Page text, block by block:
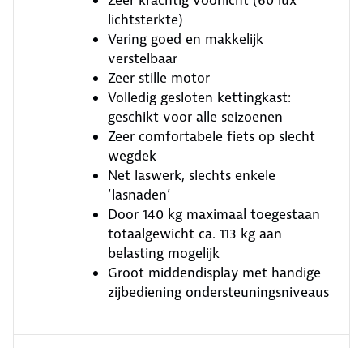
lichtsterkte)
Vering goed en makkelijk
verstelbaar
Zeer stille motor
Volledig gesloten kettingkast:
geschikt voor alle seizoenen
Zeer comfortabele fiets op slecht
wegdek
Net laswerk, slechts enkele
‘lasnaden’
Door 140 kg maximaal toegestaan
totaalgewicht ca. 113 kg aan
belasting mogelijk
Groot middendisplay met handige
zijbediening ondersteuningsniveaus